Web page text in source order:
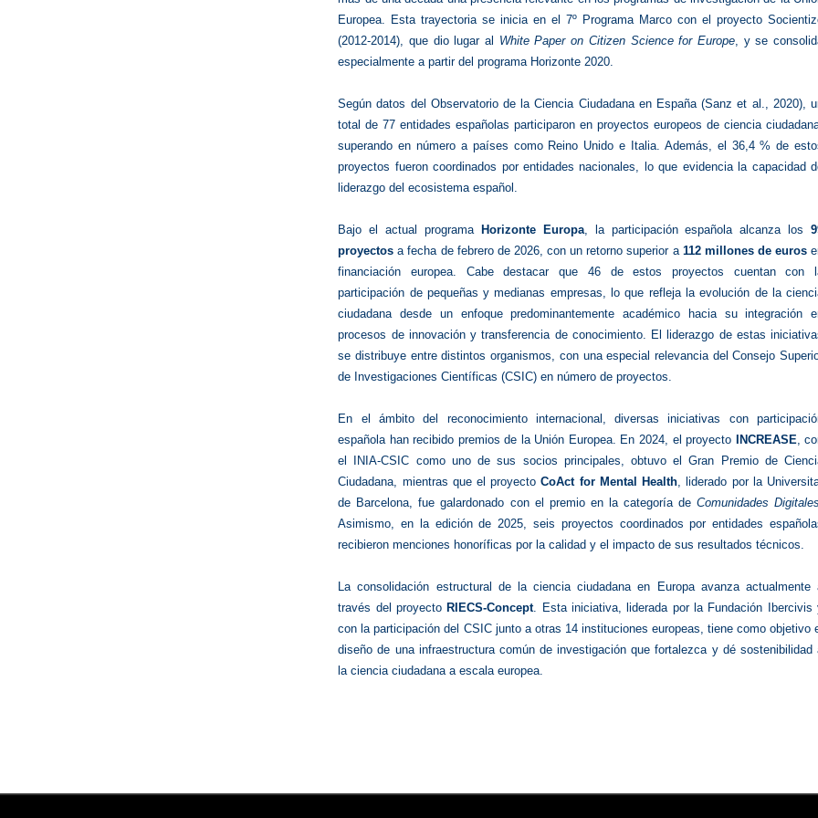
Europea. Esta trayectoria se inicia en el 7º Programa Marco con el proyecto
(2012‑2014), que dio lugar al White Paper on Citizen Science for Europe , y se
especialmente a partir del programa Horizonte 2020.
Según datos del Observatorio de la Ciencia Ciudadana en España (Sanz et al., 2020),
total de 77 entidades españolas participaron en proyectos europeos de ciencia
superando en número a países como Reino Unido e Italia. Además, el 36,4 % de
proyectos fueron coordinados por entidades nacionales, lo que evidencia la capacidad
liderazgo del ecosistema español.
Bajo el actual programa Horizonte Europa, la participación española alcanza los
proyectos a fecha de febrero de 2026, con un retorno superior a 112 millones de euros
financiación europea. Cabe destacar que 46 de estos proyectos cuentan con
participación de pequeñas y medianas empresas, lo que refleja la evolución de la
ciudadana desde un enfoque predominantemente académico hacia su integración
procesos de innovación y transferencia de conocimiento. El liderazgo de estas
se distribuye entre distintos organismos, con una especial relevancia del Consejo
de Investigaciones Científicas (CSIC) en número de proyectos.
En el ámbito del reconocimiento internacional, diversas iniciativas con
española han recibido premios de la Unión Europea. En 2024, el proyecto INCREASE ,
el INIA‑CSIC como uno de sus socios principales, obtuvo el Gran Premio de
Ciudadana, mientras que el proyectoCoAct for Mental Health , liderado por la
de Barcelona, fue galardonado con el premio en la categoría deComunidades Digitales
Asimismo, en la edición de 2025, seis proyectos coordinados por entidades
recibieron menciones honoríficas por la calidad y el impacto de sus resultados técnicos.
La consolidación estructural de la ciencia ciudadana en Europa avanza actualmente
través del proyectoRIECS‑Concept. Esta iniciativa, liderada por la Fundación Ibercivis
con la participación del CSIC junto a otras 14 instituciones europeas, tiene como objetivo
diseño de una infraestructura común de investigación que fortalezca y dé sostenibilidad
la ciencia ciudadana a escala europea.